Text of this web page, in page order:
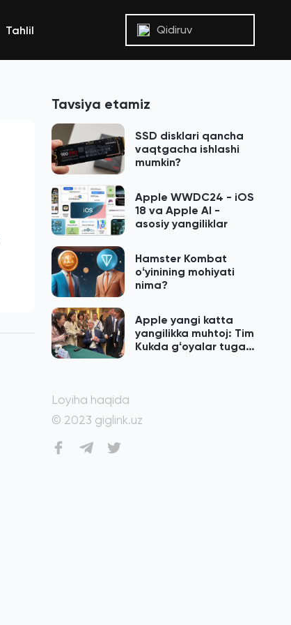
Tahlil Qidiruv
Tavsiya etamiz
SSD disklari qancha
vaqtgacha ishlashi
mumkin?
Apple WWDC24 - iOS
18 va Apple AI -
asosiy yangiliklar
Hamster Kombat
oʻyinining mohiyati
nima?
Apple yangi katta
yangilikka muhtoj: Tim
Kukda gʻoyalar tugab
Loyiha haqida
© 2023 giglink.uz